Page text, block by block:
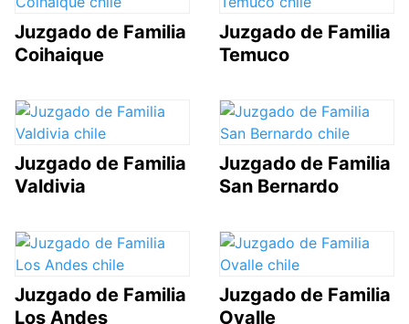
Juzgado de Familia
Coihaique
Juzgado de Familia
Temuco
Juzgado de Familia
Valdivia
Juzgado de Familia
San Bernardo
Juzgado de Familia
Los Andes
Juzgado de Familia
Ovalle